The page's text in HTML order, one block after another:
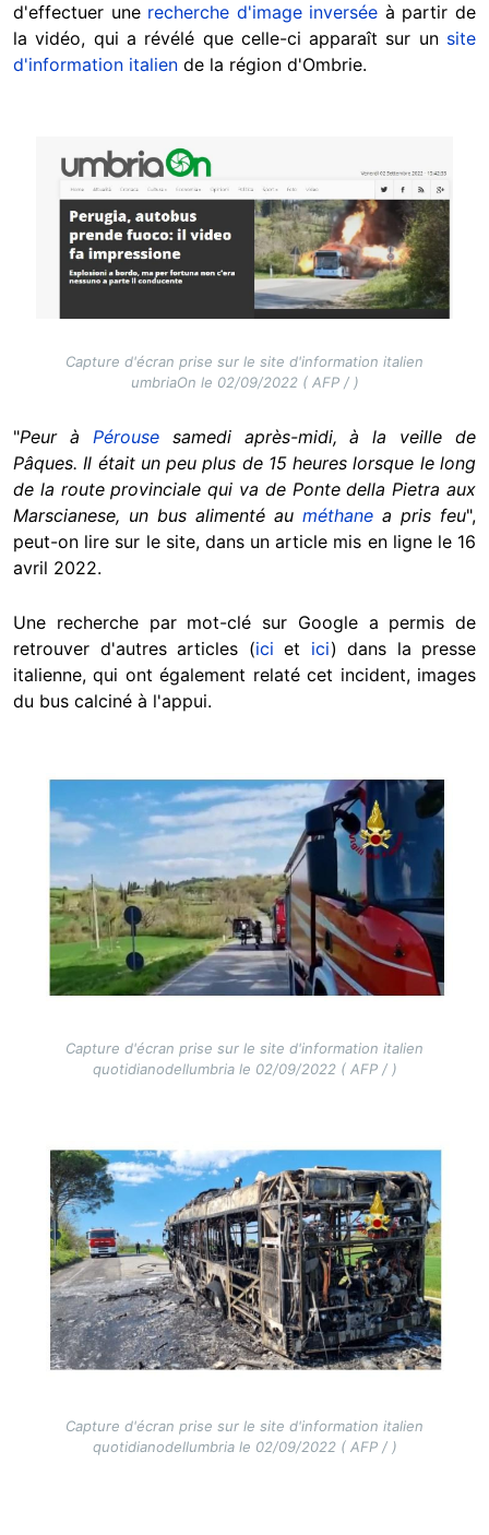
d'effectuer une recherche d'image inversée à partir de
la vidéo, qui a révélé que celle-ci apparaît sur un site
d'information italien de la région d'Ombrie.
Capture d'écran prise sur le site d'information italien
umbriaOn le 02/09/2022 ( AFP / )
"Peur à Pérousesamedi après-midi, à la veille de
Pâques. Il était un peu plus de 15 heures lorsque le long
de la route provinciale qui va de Ponte della Pietra aux
Marscianese, un bus alimenté au méthane a pris feu",
peut-on lire sur le site, dans un article mis en ligne le 16
avril 2022.
Une recherche par mot-clé sur Google a permis de
retrouver d'autres articles (ici et ici) dans la presse
italienne, qui ont également relaté cet incident, images
du bus calciné à l'appui.
Image
Capture d'écran prise sur le site d'information italien
quotidianodellumbria le 02/09/2022 ( AFP / )
Image
Capture d'écran prise sur le site d'information italien
quotidianodellumbria le 02/09/2022 ( AFP / )